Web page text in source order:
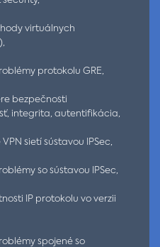
virtuálnych
protokolu GRE,
bezpečnosti
integrita, autentifikácia,
sietí sústavou IPSec,
so sústavou IPSec,
IP protokolu vo verzii
spojené so